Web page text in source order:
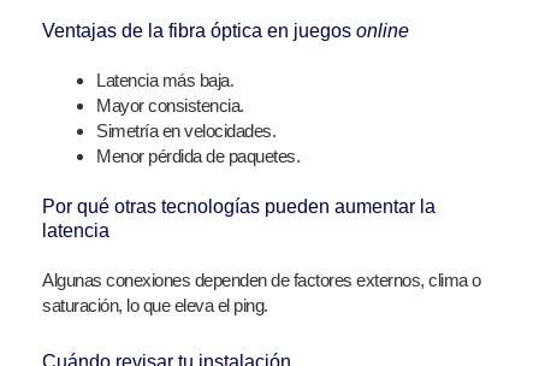
Ventajas de la fibra óptica en juegos online
Latencia más baja.
Mayor consistencia.
Simetría en velocidades.
Menor pérdida de paquetes.
Por qué otras tecnologías pueden aumentar la
latencia
Algunas conexiones dependen de factores externos, clima o
saturación, lo que eleva el ping.
Cuándo revisar tu instalación